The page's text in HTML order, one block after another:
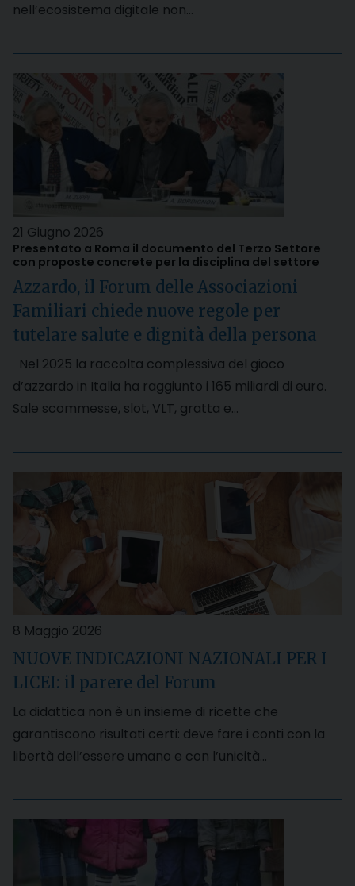
nell’ecosistema digitale non…
21 Giugno 2026
Presentato a Roma il documento del Terzo Settore
con proposte concrete per la disciplina del settore
Azzardo, il Forum delle Associazioni
Familiari chiede nuove regole per
tutelare salute e dignità della persona
Nel 2025 la raccolta complessiva del gioco
d’azzardo in Italia ha raggiunto i 165 miliardi di euro.
Sale scommesse, slot, VLT, gratta e…
8 Maggio 2026
NUOVE INDICAZIONI NAZIONALI PER I
LICEI: il parere del Forum
La didattica non è un insieme di ricette che
garantiscono risultati certi: deve fare i conti con la
libertà dell’essere umano e con l’unicità…